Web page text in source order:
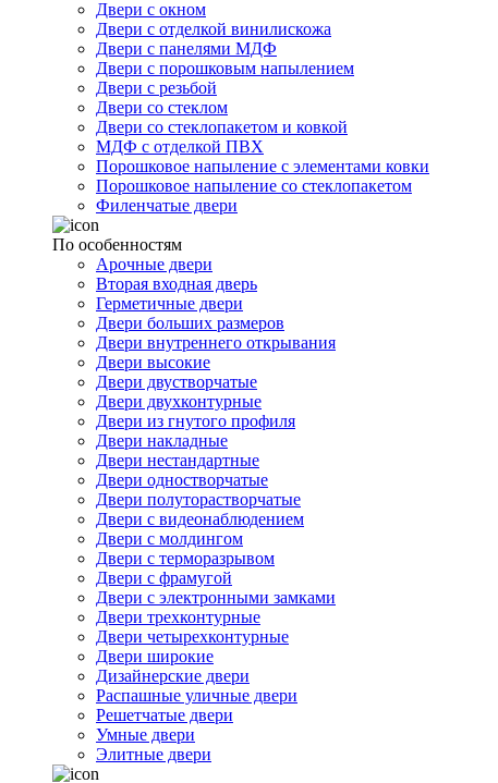
Двери с окном
Двери с отделкой винилискожа
Двери с панелями МДФ
Двери с порошковым напылением
Двери с резьбой
Двери со стеклом
Двери со стеклопакетом и ковкой
МДФ с отделкой ПВХ
Порошковое напыление с элементами ковки
Порошковое напыление со стеклопакетом
Филенчатые двери
По особенностям
Арочные двери
Вторая входная дверь
Герметичные двери
Двери больших размеров
Двери внутреннего открывания
Двери высокие
Двери двустворчатые
Двери двухконтурные
Двери из гнутого профиля
Двери накладные
Двери нестандартные
Двери одностворчатые
Двери полуторастворчатые
Двери с видеонаблюдением
Двери с молдингом
Двери с терморазрывом
Двери с фрамугой
Двери с электронными замками
Двери трехконтурные
Двери четырехконтурные
Двери широкие
Дизайнерские двери
Распашные уличные двери
Решетчатые двери
Умные двери
Элитные двери